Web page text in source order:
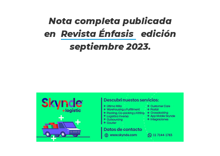
Nota completa publicada
en Revista Énfasis
edición
septiembre 2023.